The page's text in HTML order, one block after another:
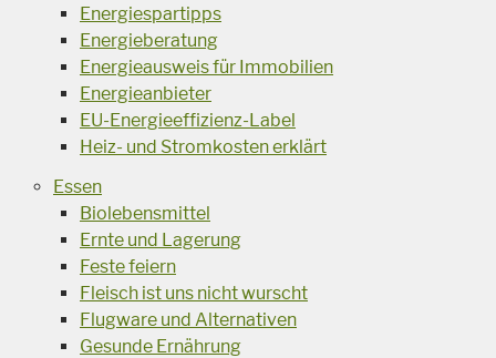
Energiespartipps
Energieberatung
Energieausweis für Immobilien
Energieanbieter
EU-Energieeffizienz-Label
Heiz- und Stromkosten erklärt
Essen
Biolebensmittel
Ernte und Lagerung
Feste feiern
Fleisch ist uns nicht wurscht
Flugware und Alternativen
Gesunde Ernährung